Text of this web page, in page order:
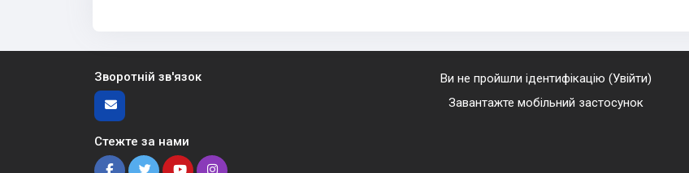
Зворотній зв'язок
Стежте за нами
Ви не пройшли ідентифікацію (Увійти)
Завантажте мобільний застосунок